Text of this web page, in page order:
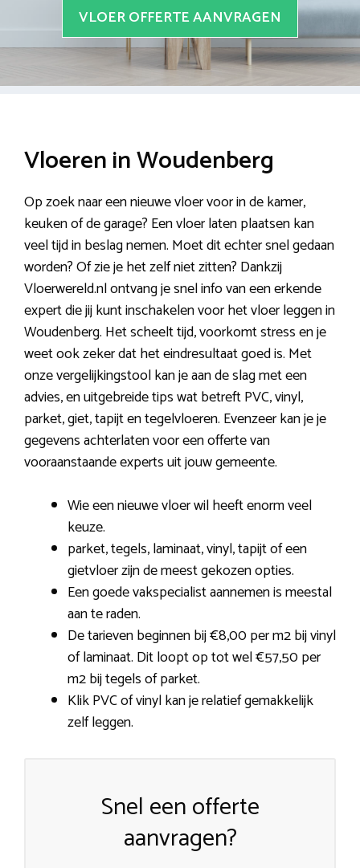
VLOER OFFERTE AANVRAGEN
Vloeren in Woudenberg
Op zoek naar een nieuwe vloer voor in de kamer,
keuken of de garage? Een vloer laten plaatsen kan
veel tijd in beslag nemen. Moet dit echter snel gedaan
worden? Of zie je het zelf niet zitten? Dankzij
Vloerwereld.nl ontvang je snel info van een erkende
expert die jij kunt inschakelen voor het vloer leggen in
Woudenberg. Het scheelt tijd, voorkomt stress en je
weet ook zeker dat het eindresultaat goed is. Met
onze vergelijkingstool kan je aan de slag met een
advies, en uitgebreide tips wat betreft PVC, vinyl,
parket, giet, tapijt en tegelvloeren. Evenzeer kan je je
gegevens achterlaten voor een offerte van
vooraanstaande experts uit jouw gemeente.
Wie een nieuwe vloer wil heeft enorm veel
keuze.
parket, tegels, laminaat, vinyl, tapijt of een
gietvloer zijn de meest gekozen opties.
Een goede vakspecialist aannemen is meestal
aan te raden.
De tarieven beginnen bij €8,00 per m2 bij vinyl
of laminaat. Dit loopt op tot wel €57,50 per
m2 bij tegels of parket.
Klik PVC of vinyl kan je relatief gemakkelijk
zelf leggen.
Snel een offerte
aanvragen?